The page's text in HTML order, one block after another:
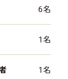
6名
1名
1名